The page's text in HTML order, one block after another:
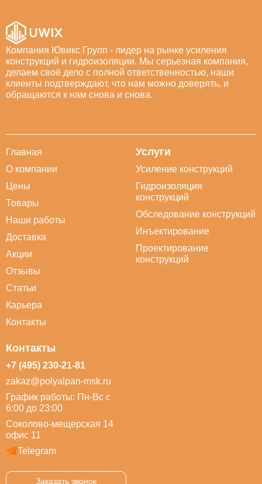
Компания Ювикс Групп - лидер на рынке усиления
конструкций и гидроизоляции. Мы серьезная компания,
делаем своё дело с полной ответственностью, наши
клиенты подтверждают, что нам можно доверять, и
обращаются к нам снова и снова.
Главная
О компании
Цены
Товары
Наши работы
Доставка
Акции
Отзывы
Статьи
Карьера
Контакты
Услуги
Усиление конструкций
Гидроизоляция
конструкций
Обследование конструкций
Инъектирование
Проектирование
конструкций
Контакты
+7 (495) 230-21-81
zakaz@polyalpan-msk.ru
График работы: Пн-Вс с
6:00 до 23:00
Соколово-мещерская 14
офис 11
Telegram
Заказать звонок